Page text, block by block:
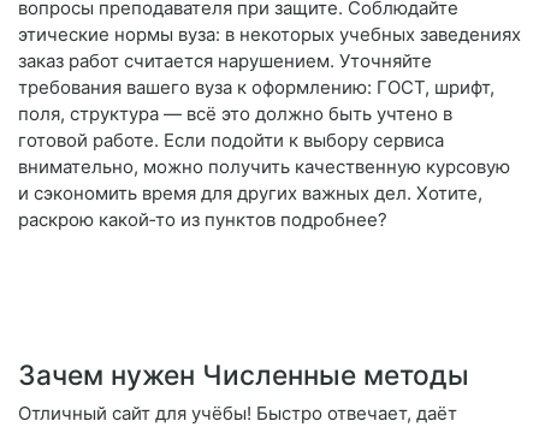
вопросы преподавателя при защите. Соблюдайте
этические нормы вуза: в некоторых учебных заведениях
заказ работ считается нарушением. Уточняйте
требования вашего вуза к оформлению: ГОСТ, шрифт,
поля, структура — всё это должно быть учтено в
готовой работе. Если подойти к выбору сервиса
внимательно, можно получить качественную курсовую
и сэкономить время для других важных дел. Хотите,
раскрою какой‑то из пунктов подробнее?
Зачем нужен Численные методы
Отличный сайт для учёбы! Быстро отвечает, даёт